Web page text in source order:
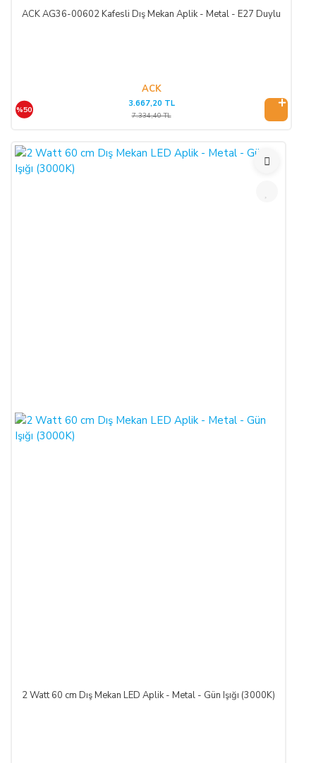
ACK AG36-00602 Kafesli Dış Mekan Aplik - Metal - E27 Duylu
ACK
%50
3.667,20 TL
7.334,40 TL
2 Watt 60 cm Dış Mekan LED Aplik - Metal - Gün Işığı (3000K)